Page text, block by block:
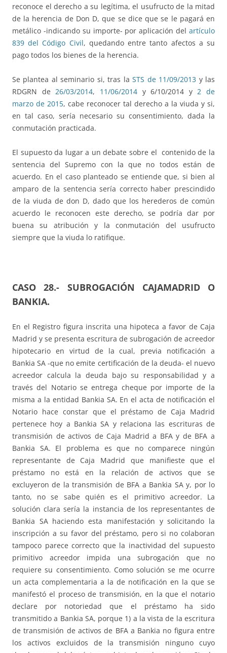
reconoce el derecho a su legítima, el usufructo de la mitad
de la herencia de Don D, que se dice que se le pagará en
metálico -indicando su importe- por aplicación del artículo
839 del Código Civil, quedando entre tanto afectos a su
pago todos los bienes de la herencia.
Se plantea al seminario si, tras laSTS de 11/09/2013 y las
RDGRN de26/03/2014, 11/06/2014y 6/10/2014 y2 de
marzo de 2015, cabe reconocer tal derecho a la viuda y si,
en tal caso, sería necesario su consentimiento, dada la
conmutación practicada.
El supuesto da lugar a un debate sobre el contenido de la
sentencia del Supremo con la que no todos están de
acuerdo. En el caso planteado se entiende que, si bien al
amparo de la sentencia sería correcto haber prescindido
de la viuda de don D, dado que los herederos de común
acuerdo le reconocen este derecho, se podría dar por
buena su atribución y la conmutación del usufructo
siempre que la viuda lo ratifique.
CASO 28.- SUBROGACIÓN CAJAMADRID O
BANKIA.
En el Registro figura inscrita una hipoteca a favor de Caja
Madrid y se presenta escritura de subrogación de acreedor
hipotecario en virtud de la cual, previa notificación a
Bankia SA -que no emite certificación de la deuda- el nuevo
acreedor calcula la deuda bajo su responsabilidad y a
través del Notario se entrega cheque por importe de la
misma a la entidad Bankia SA. En el acta de notificación el
Notario hace constar que el préstamo de Caja Madrid
pertenece hoy a Bankia SA y relaciona las escrituras de
transmisión de activos de Caja Madrid a BFA y de BFA a
Bankia SA. El problema es que no comparece ningún
representante de Caja Madrid que manifieste que el
préstamo no está en la relación de activos que se
excluyeron de la transmisión de BFA a Bankia SA y, por lo
tanto, no se sabe quién es el primitivo acreedor. La
solución clara sería la instancia de los representantes de
Bankia SA haciendo esta manifestación y solicitando la
inscripción a su favor del préstamo, pero si no colaboran
tampoco parece correcto que la inactividad del supuesto
primitivo acreedor impida una subrogación que no
requiere su consentimiento. Como solución se me ocurre
un acta complementaria a la de notificación en la que se
manifestó el proceso de transmisión, en la que el notario
declare por notoriedad que el préstamo ha sido
transmitido a Bankia SA, porque 1) a la vista de la escritura
de transmisión de activos de BFA a Bankia no figura entre
los activos excluidos de la transmisión ninguno cuyo